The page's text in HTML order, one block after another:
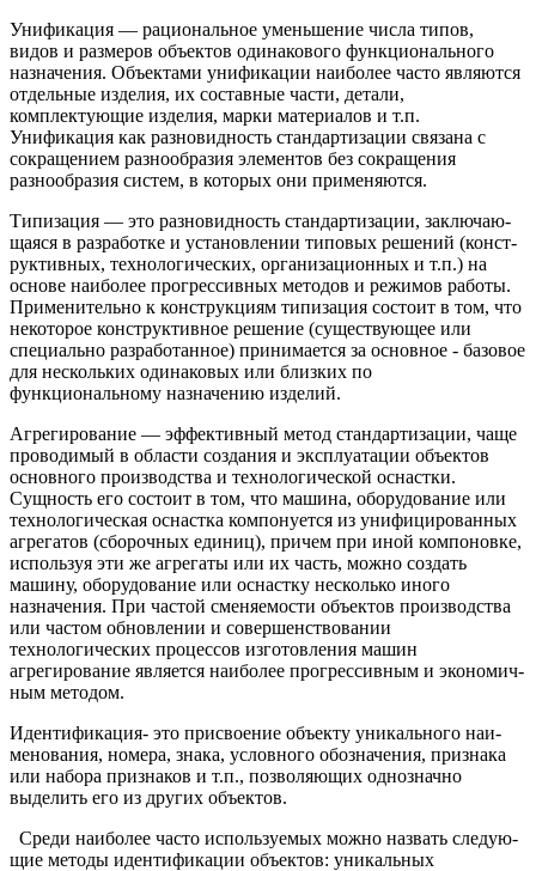
Унификация — рациональное уменьшение числа типов,
видов и размеров объектов одинакового функционального
назначения. Объектами унификации наиболее часто являются
отдель­ные изделия, их составные части, детали,
комплектующие изде­лия, марки материалов и т.п.
Унификация как разновидность стандартизации связана с
сокращением разнообразия элементов без сокращения
разнообразия систем, в которых они применяются.
Типизация — это разновидность стандартизации, заключаю­
щаяся в разработке и установлении типовых решений (конст­
руктивных, технологических, организационных и т.п.) на
осно­ве наиболее прогрессивных методов и режимов работы.
Применительно к конструкциям типизация состоит в том, что
некото­рое конструктивное решение (существующее или
специально разработанное) принимается за основное - базовое
для несколь­ких одинаковых или близких по
функциональному назначению изделий.
Агрегирование — эффективный метод стандартизации, чаще
проводимый в области создания и эксплуатации объектов
основ­ного производства и технологической оснастки.
Сущность его состоит в том, что машина, оборудование или
технологическая оснастка компонуется из унифицированных
агрегатов (сбороч­ных единиц), причем при иной компоновке,
используя эти же агрегаты или их часть, можно создать
машину, оборудование или оснастку несколько иного
назначения. При частой сменяе­мости объектов производства
или частом обновлении и совер­шенствовании
технологических процессов изготовления машин
агрегирование является наиболее прогрессивным и экономич­
ным методом.
Идентификация- это присвоение объекту уникального наи­
менования, номера, знака, условного обозначения, признака
или набора признаков и т.п., позволяющих однозначно
выделить его из других объектов.
Среди наиболее часто используемых можно назвать следую­
щие методы идентификации объектов: уникальных